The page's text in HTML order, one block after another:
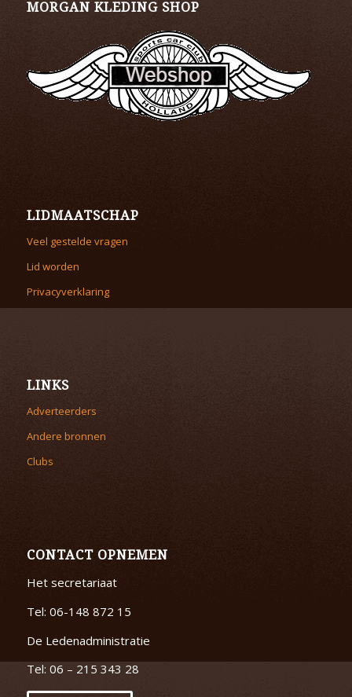
MORGAN KLEDING SHOP
LIDMAATSCHAP
Veel gestelde vragen
Lid worden
Privacyverklaring
LINKS
Adverteerders
Andere bronnen
Clubs
CONTACT OPNEMEN
Het secretariaat
Tel: 06-148 872 15
De Ledenadministratie
Tel: 06 – 215 343 28